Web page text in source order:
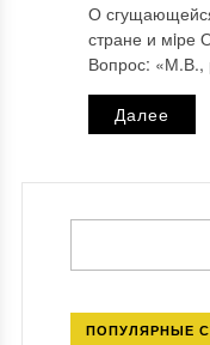
О
стране и мiре
Вопрос: «М.В.,
Далее
ПОПУЛЯРНЫЕ